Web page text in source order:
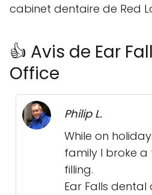
cabinet dentaire de Red
👍 Avis de Ear
Office
Philip L.
While on
family I broke
filling.
Ear Falls